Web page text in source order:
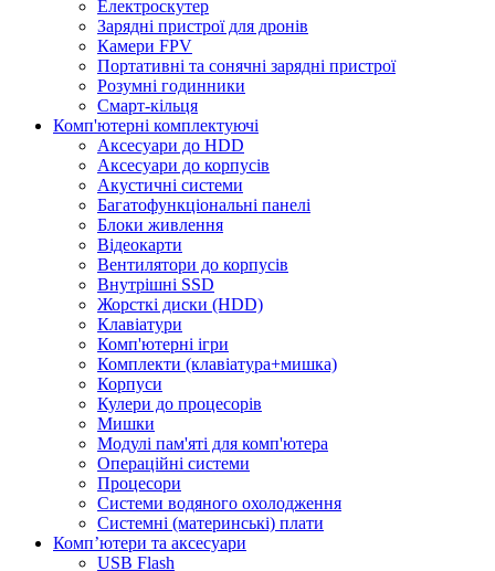
Електроскутер
Зарядні пристрої для дронів
Камери FPV
Портативні та сонячні зарядні пристрої
Розумні годинники
Смарт-кільця
Комп'ютерні комплектуючі
Аксесуари до HDD
Аксесуари до корпусів
Акустичні системи
Багатофункціональні панелі
Блоки живлення
Відеокарти
Вентилятори до корпусів
Внутрішні SSD
Жорсткі диски (HDD)
Клавіатури
Комп'ютерні ігри
Комплекти (клавіатура+мишка)
Корпуси
Кулери до процесорів
Мишки
Модулі пам'яті для комп'ютера
Операційні системи
Процесори
Системи водяного охолодження
Системні (материнські) плати
Компʼютери та аксесуари
USB Flash